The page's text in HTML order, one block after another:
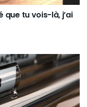
que tu vois-là, j’ai